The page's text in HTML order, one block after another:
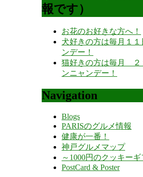
報です）
お花のお好きな方へ！
犬好きの方は毎月１１
ンデー！
猫好きの方は毎月 ２
ンニャンデー！
Navigation
Blogs
PARISのグルメ情報
健康が一番！
神戸グルメマップ
～1000円のクッキーギ
PostCard & Poster